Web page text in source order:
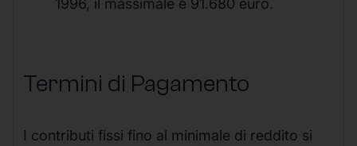
1996, il massimale è 91.680 euro.
Termini di Pagamento
I contributi fissi fino al minimale di reddito si